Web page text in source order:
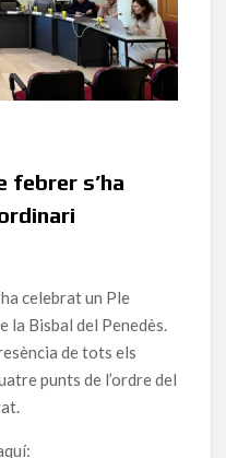
febrer s’ha
celebrat un Ple
la Bisbal del Penedès.
de tots els
punts de l’ordre del